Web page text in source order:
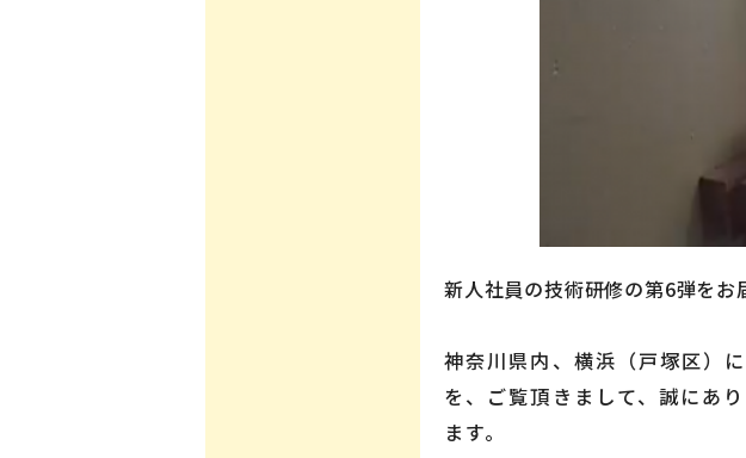
新人社員の技術研修の第6弾をお
神奈川県内、横浜（戸塚区）
を、ご覧頂きまして、誠にあ
ます。